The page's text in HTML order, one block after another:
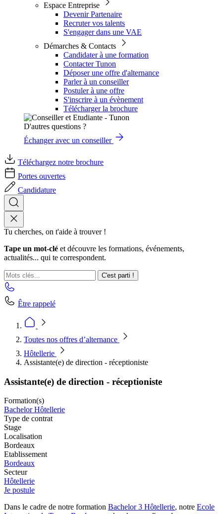
Espace Entreprise
Devenir Partenaire
Recruter vos talents
S'engager dans une VAE
Démarches & Contacts
Candidater à une formation
Contacter Tunon
Déposer une offre d'alternance
Parler à un conseiller
Postuler à une offre
S'inscrire à un évènement
Télécharger la brochure
D'autres questions ?
Échanger avec un conseiller
Téléchargez notre brochure
Portes ouvertes
Candidature
Tu cherches, on t'aide à trouver !
Tape un mot-clé et découvre les formations, événements,
actualités... qui te correspondent.
C'est parti !
Être rappelé
Toutes nos offres d’alternance
Hôtellerie
Assistante(e) de direction - réceptioniste
Assistante(e) de direction - réceptioniste
Formation(s)
Bachelor Hôtellerie
Type de contrat
Stage
Localisation
Bordeaux
Etablissement
Bordeaux
Secteur
Hôtellerie
Je postule
Dans le cadre de notre formation Bachelor 3 Hôtellerie, notre Ecole